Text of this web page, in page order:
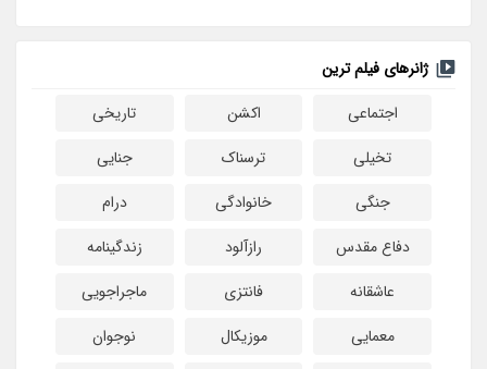
ژانرهای فیلم ترین
اجتماعی
اکشن
تاریخی
تخیلی
ترسناک
جنایی
جنگی
خانوادگی
درام
دفاع مقدس
رازآلود
زندگینامه
عاشقانه
فانتزی
ماجراجویی
معمایی
موزیکال
نوجوان